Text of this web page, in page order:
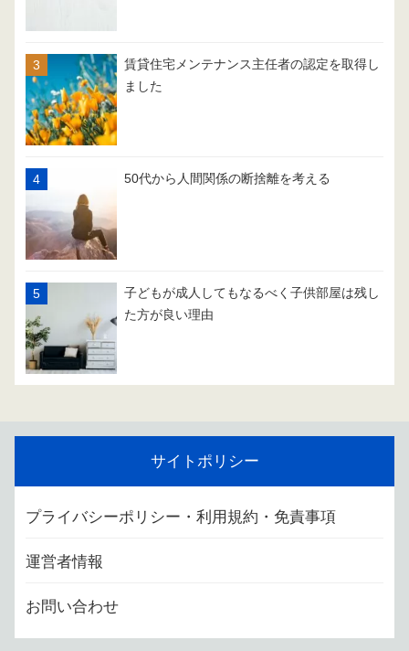
賃貸住宅メンテナンス主任者の認定を取得し
ました
50代から人間関係の断捨離を考える
子どもが成人してもなるべく子供部屋は残し
た方が良い理由
サイトポリシー
プライバシーポリシー・利用規約・免責事項
運営者情報
お問い合わせ